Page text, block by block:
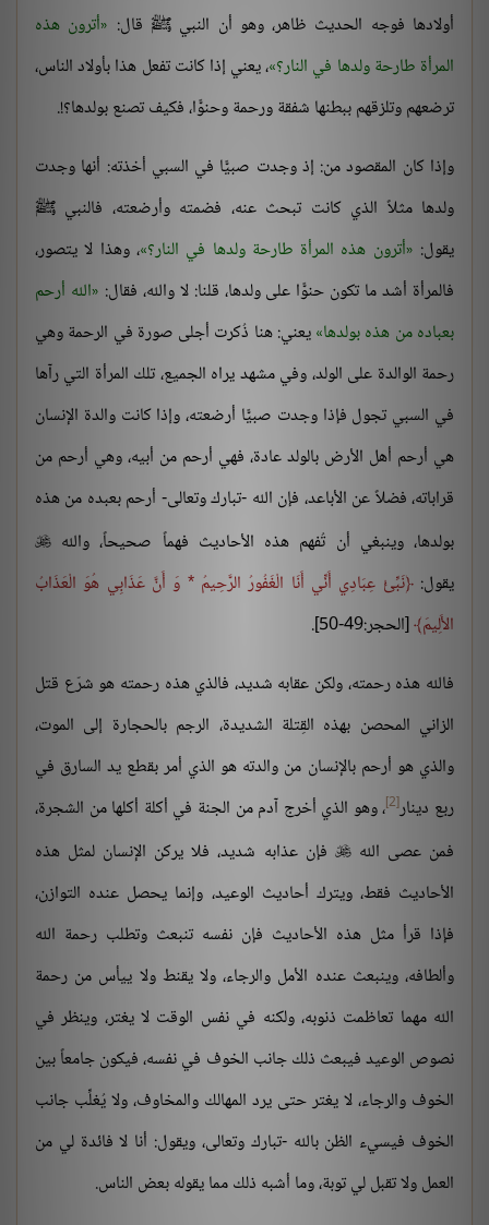
أولادها فوجه الحديث ظاهر، وهو أن النبي ﷺ قال: أترون هذه
المرأة طارحة ولدها في النار؟ ، يعني إذا كانت تفعل هذا بأولاد الناس،
ترضعهم وتلزقهم ببطنها شفقة ورحمة وحنوًّا، فكيف تصنع بولدها؟!.
وإذا كان المقصود من: إذ وجدت صبيًّا في السبي أخذته: أنها وجدت
ولدها مثلاً الذي كانت تبحث عنه، فضمته وأرضعته، فالنبي ﷺ
يقول: أترون هذه المرأة طارحة ولدها في النار؟ ، وهذا لا يتصور،
فالمرأة أشد ما تكون حنوًّا على ولدها، قلنا: لا والله، فقال: الله أرحم
بعباده من هذه بولدها يعني: هنا ذُكرت أجلى صورة في الرحمة وهي
رحمة الوالدة على الولد، وفي مشهد يراه الجميع، تلك المرأة التي رآها
في السبي تجول فإذا وجدت صبيًّا أرضعته، وإذا كانت والدة الإنسان
هي أرحم أهل الأرض بالولد عادة، فهي أرحم من أبيه، وهي أرحم من
قراباته، فضلاً عن الأباعد، فإن الله -تبارك وتعالى- أرحم بعبده من هذه
بولدها، وينبغي أن تُفهم هذه الأحاديث فهماً صحيحاً، والله 
يقول: نَبِّئْ عِبَادِي أَنِّي أَنَا الْغَفُورُ الرَّحِيمُ * وَ أَنَّ عَذَابِي هُوَ الْعَذَابُ
الأَلِيمَ [الحجر:49-50].
فالله هذه رحمته، ولكن عقابه شديد، فالذي هذه رحمته هو شرّع قتل
الزاني المحصن بهذه القِتلة الشديدة، الرجم بالحجارة إلى الموت،
والذي هو أرحم بالإنسان من والدته هو الذي أمر بقطع يد السارق في
ربع دينار[2] ، وهو الذي أخرج آدم من الجنة في أكلة أكلها من الشجرة،
فمن عصى الله فإن عذابه شديد، فلا يركن الإنسان لمثل هذه
الأحاديث فقط، ويترك أحاديث الوعيد، وإنما يحصل عنده التوازن،
فإذا قرأ مثل هذه الأحاديث فإن نفسه تنبعث وتطلب رحمة الله
وألطافه، وينبعث عنده الأمل والرجاء، ولا يقنط ولا ييأس من رحمة
الله مهما تعاظمت ذنوبه، ولكنه في نفس الوقت لا يغتر، وينظر في
نصوص الوعيد فيبعث ذلك جانب الخوف في نفسه، فيكون جامعاً بين
الخوف والرجاء، لا يغتر حتى يرد المهالك والمخاوف، ولا يُغلِّب جانب
الخوف فيسيء الظن بالله -تبارك وتعالى، ويقول: أنا لا فائدة لي من
العمل ولا تقبل لي توبة، وما أشبه ذلك مما يقوله بعض الناس.